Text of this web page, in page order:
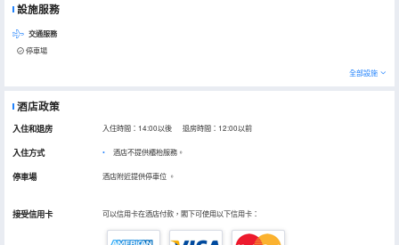
設施服務
交通服務
停車場
全部設施
酒店政策
入住和退房 入住時間：14:00以後 退房時間：12:00以前
入住方式 酒店不提供櫃枱服務。
停車場 酒店附近提供停車位 。
接受信用卡 可以信用卡在酒店付款，閣下可使用以下信用卡：